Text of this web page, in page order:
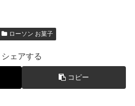
ローソン お菓子
シェアする
コピー